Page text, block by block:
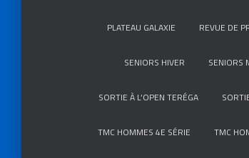
PLATEAU GALAXIE REVUE DE
SENIORS HIVER SENIORS
SORTIE À L’OPEN TERÉGA
TMC HOMMES 4E SÉRIE TMC